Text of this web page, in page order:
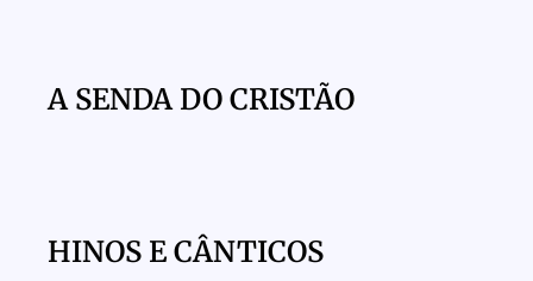
A SENDA DO CRISTÃO
HINOS E CÂNTICOS